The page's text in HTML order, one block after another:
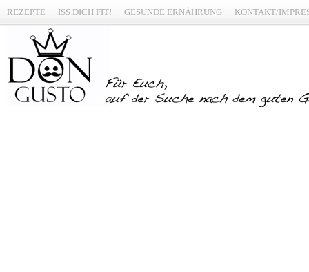
REZEPTE ISS DICH FIT! GESUNDE ERNÄHRUNG KONTAKT/